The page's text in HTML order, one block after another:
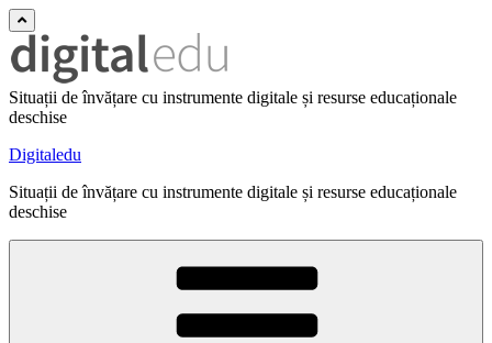
Situații de învățare cu instrumente digitale și resurse educaționale
deschise
Digitaledu
Situații de învățare cu instrumente digitale și resurse educaționale
deschise